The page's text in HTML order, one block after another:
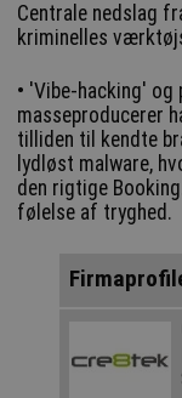
Centrale nedslag
kriminelles
• 'Vibe-hacking'
masseproducerer
tilliden til kendte
lydløst malware,
den rigtige
følelse af tryghed.